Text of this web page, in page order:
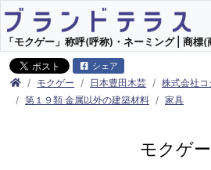
「モクゲー」称呼(呼称)・ネーミング | 商標
シェア
モクゲー 日本豊田木芸
株式会社コ
第１９類 金属以外の建築材料
家具
モクゲー